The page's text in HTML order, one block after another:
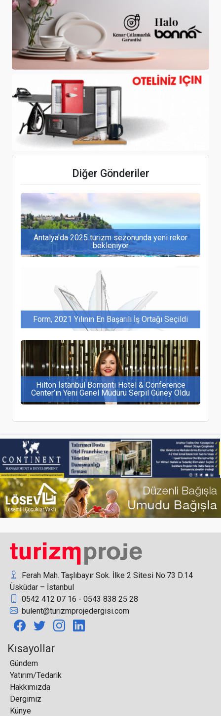
Diğer Gönderiler
Türkiye’nin En Büyük HORECA Fuarı Antalya’da
Ziyarete Açıldı
QTerminals Antalya, sezonun ilk kruvaziyer
gemisini ağırladı
Türkiye'yi Savunmasız Bırakıyor
Antalya'da 2025 turizm sezonunda yeni rekor
bekleniyor
Form, 2021 Yılının En Başarılı İş Ortağı Seçildi
Hilton İstanbul Bomonti Hotel & Conference
Center’ın Yeni Genel Müdürü Serpil Güney Oldu
Ege Bölgesi’nde 20 bin yatak kapasiteli 53 yeni
otel daha konaklama sektörüne katılıyor
Rusya turizm sektörü temsilcileri Mardin’de
düzenlenen tanıtım programına katıldı
Türkiye’nin En Büyük HORECA Fuarı Antalya’da
Ziyarete Açıldı
QTerminals Antalya, sezonun ilk kruvaziyer
Ferah Mah. Taşlıbayır Sok. İlke 2 Sitesi No:73 D.14
Üsküdar – İstanbul
0542 412 07 16 - 0543 838 25 28
bulent@turizmprojedergisi.com
Kısayollar
Gündem
Yatırım/Tedarik
Hakkımızda
Dergimiz
Künye